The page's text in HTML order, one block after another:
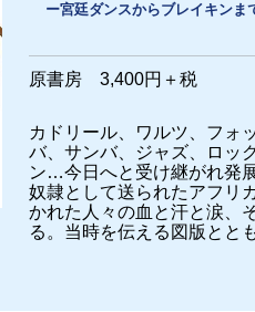
ー宮廷ダンスからブレイキンま
原書房 3,400円＋税
カドリール、ワルツ、フォ
バ、サンバ、ジャズ、ロッ
ン…今日へと受け継がれ発
奴隷として送られたアフリ
かれた人々の血と汗と涙、
る。当時を伝える図版とと